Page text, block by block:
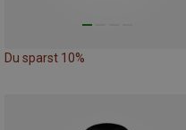
Du sparst 10%